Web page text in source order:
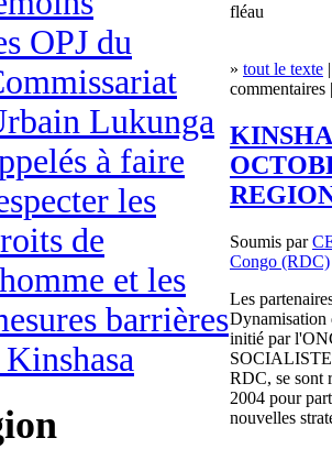
OPJ du
Lukunga
à faire
les
de
et les
barrières
Kinshasa
fléau
» tout le texte
commentaires
Soumis par
Congo (RDC)
Les
Dynamisation
initié par
SOCIALISTE
RDC, se sont
2004 pour
nouvelles